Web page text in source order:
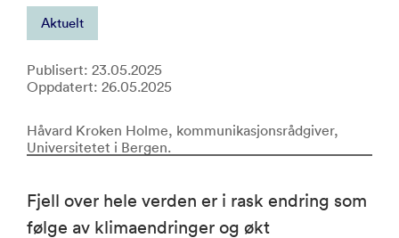
Aktuelt
Publisert: 23.05.2025
Oppdatert: 26.05.2025
Håvard Kroken Holme, kommunikasjonsrådgiver,
Universitetet i Bergen.
Fjell over hele verden er i rask endring som
følge av klimaendringer og økt